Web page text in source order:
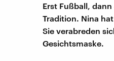
Erst Fußball,
Tradition. Nina
Sie verabreden
Gesichtsmaske.